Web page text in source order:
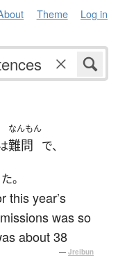
Theme Log in
なんもん
難問 で、
。
this year’s
was so
about 38
— Jreibun